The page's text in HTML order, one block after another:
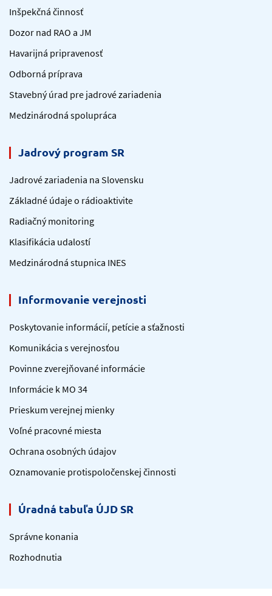
Inšpekčná činnosť
Dozor nad RAO a JM
Havarijná pripravenosť
Odborná príprava
Stavebný úrad pre jadrové zariadenia
Medzinárodná spolupráca
Jadrový program SR
Jadrové zariadenia na Slovensku
Základné údaje o rádioaktivite
Radiačný monitoring
Klasifikácia udalostí
Medzinárodná stupnica INES
Informovanie verejnosti
Poskytovanie informácií, petície a sťažnosti
Komunikácia s verejnosťou
Povinne zverejňované informácie
Informácie k MO 34
Prieskum verejnej mienky
Voľné pracovné miesta
Ochrana osobných údajov
Oznamovanie protispoločenskej činnosti
Úradná tabuľa ÚJD SR
Správne konania
Rozhodnutia